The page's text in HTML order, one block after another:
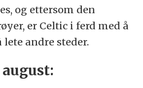
og ettersom den
er Celtic i ferd med å
lete andre steder.
august: